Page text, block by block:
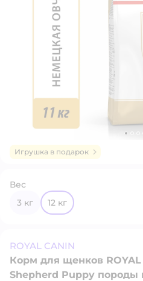
Игрушка в подарок
Вес
3 кг
12 кг
ROYAL CANIN
Корм для щенков ROYAL
Shepherd Puppy породы